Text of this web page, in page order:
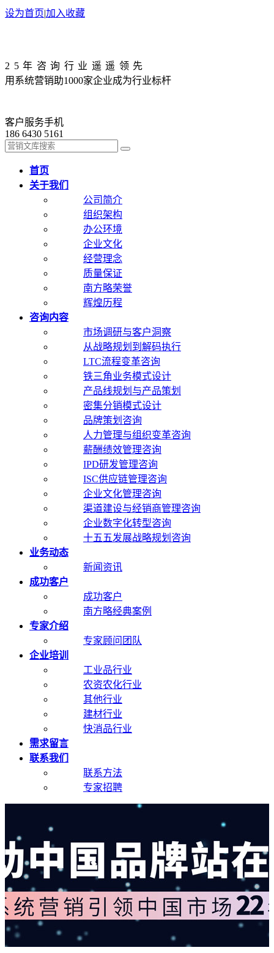
设为首页|加入收藏
25年咨询行业遥遥领先
用系统营销助1000家企业成为行业标杆
客户服务手机
186 6430 5161
首页
关于我们
公司简介
组织架构
办公环境
企业文化
经营理念
质量保证
南方略荣誉
辉煌历程
咨询内容
市场调研与客户洞察
从战略规划到解码执行
LTC流程变革咨询
铁三角业务模式设计
产品线规划与产品策划
密集分销模式设计
品牌策划咨询
人力管理与组织变革咨询
薪酬绩效管理咨询
IPD研发管理咨询
ISC供应链管理咨询
企业文化管理咨询
渠道建设与经销商管理咨询
企业数字化转型咨询
十五五发展战略规划咨询
业务动态
新闻资讯
成功客户
成功客户
南方略经典案例
专家介绍
专家顾问团队
企业培训
工业品行业
农资农化行业
其他行业
建材行业
快消品行业
需求留言
联系我们
联系方法
专家招聘